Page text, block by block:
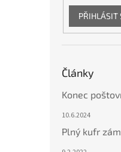
PŘIHLÁSIT
Články
Konec
10.6.2024
Plný kufr